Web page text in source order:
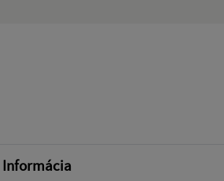
Informácia